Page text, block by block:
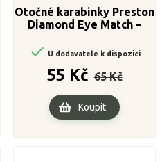
Otočné karabinky Preston
Diamond Eye Match –
 U dodavatele k dispozici
55 Kč cena
65 Kč
Cena
Koupit